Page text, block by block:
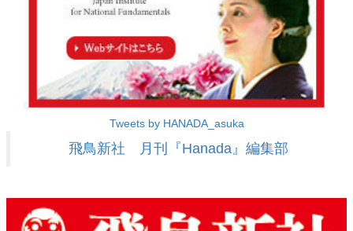
Tweets by HANADA_asuka
飛鳥新社 月刊『Hanada』編集部